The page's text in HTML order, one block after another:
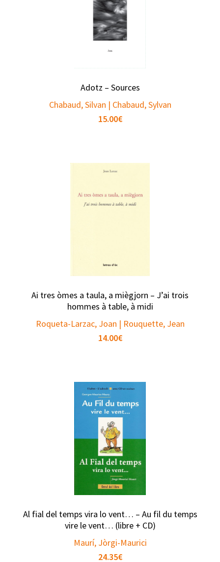
Adotz – Sources
Chabaud, Silvan | Chabaud, Sylvan
15.00€
Ai tres òmes a taula, a miègjorn – J’ai trois
hommes à table, à midi
Roqueta-Larzac, Joan | Rouquette, Jean
14.00€
Al fial del temps vira lo vent… – Au fil du temps
vire le vent… (libre + CD)
Maurí, Jòrgi-Maurici
24.35€